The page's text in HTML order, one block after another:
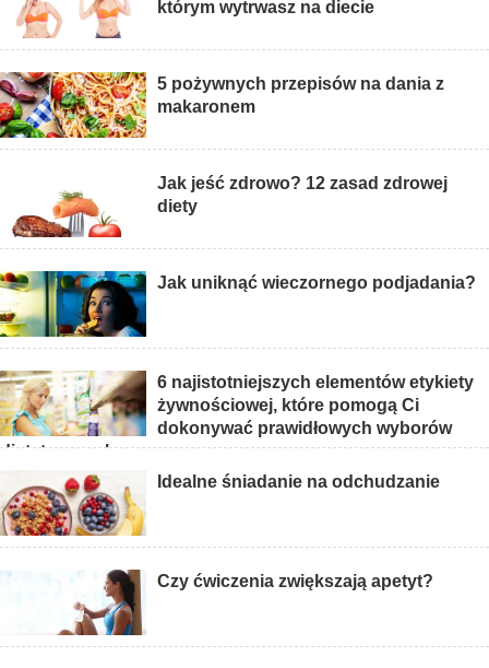
którym wytrwasz na diecie
5 pożywnych przepisów na dania z
makaronem
Jak jeść zdrowo? 12 zasad zdrowej
diety
Jak uniknąć wieczornego podjadania?
6 najistotniejszych elementów etykiety
żywnościowej, które pomogą Ci
dokonywać prawidłowych wyborów
dietetycznych
Idealne śniadanie na odchudzanie
Czy ćwiczenia zwiększają apetyt?